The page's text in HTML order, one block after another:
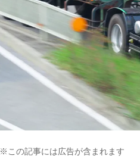
※この記事には広告が含まれます